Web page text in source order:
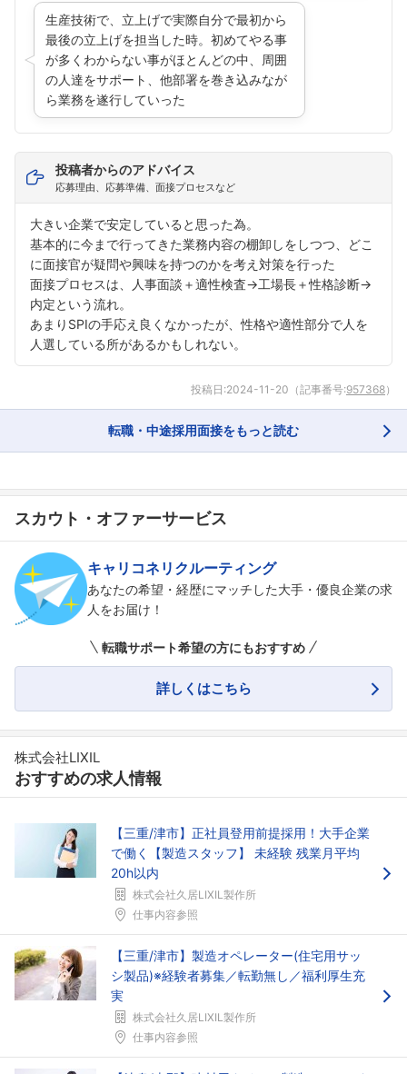
生産技術で、立上げで実際自分で最初から
最後の立上げを担当した時。初めてやる事
が多くわからない事がほとんどの中、周囲
の人達をサポート、他部署を巻き込みなが
ら業務を遂行していった
投稿者からのアドバイス
応募理由、応募準備、面接プロセスなど
大きい企業で安定していると思った為。
基本的に今まで行ってきた業務内容の棚卸しをしつつ、どこ
に面接官が疑問や興味を持つのかを考え対策を行った
面接プロセスは、人事面談＋適性検査→工場長＋性格診断→
内定という流れ。
あまりSPIの手応え良くなかったが、性格や適性部分で人を
人選している所があるかもしれない。
投稿日:2024-11-20 （記事番号:957368）
転職・中途採用面接をもっと読む
スカウト・オファーサービス
キャリコネリクルーティング
あなたの希望・経歴にマッチした大手・優良企業の求
人をお届け！
転職サポート希望の方にもおすすめ
詳しくはこちら
株式会社LIXIL
おすすめの求人情報
【三重/津市】正社員登用前提採用！大手企業
で働く【製造スタッフ】 未経験 残業月平均
20h以内
株式会社久居LIXIL製作所
仕事内容参照
【三重/津市】製造オペレーター(住宅用サッ
シ製品)※経験者募集／転勤無し／福利厚生充
実
株式会社久居LIXIL製作所
仕事内容参照